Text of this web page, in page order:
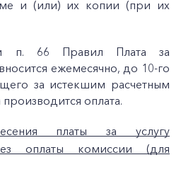
и (или) их копии (при их
п. 66 Правил Плата за
ежемесячно, до 10-го
за истекшим расчетным
оплата.
платы за услугу
оплаты комиссии (для